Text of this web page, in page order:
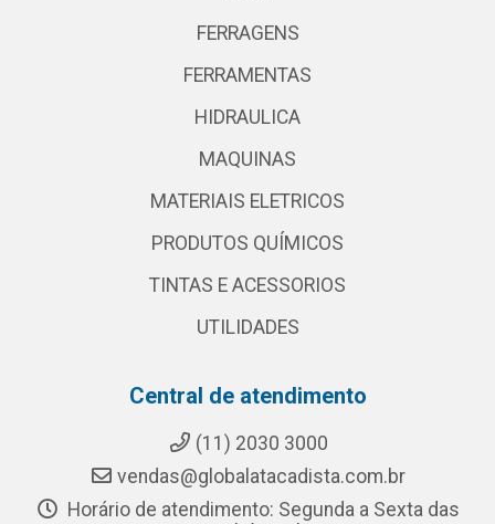
FERRAGENS
FERRAMENTAS
HIDRAULICA
MAQUINAS
MATERIAIS ELETRICOS
PRODUTOS QUÍMICOS
TINTAS E ACESSORIOS
UTILIDADES
Central de atendimento
(11) 2030 3000
vendas@globalatacadista.com.br
Horário de atendimento: Segunda a Sexta das